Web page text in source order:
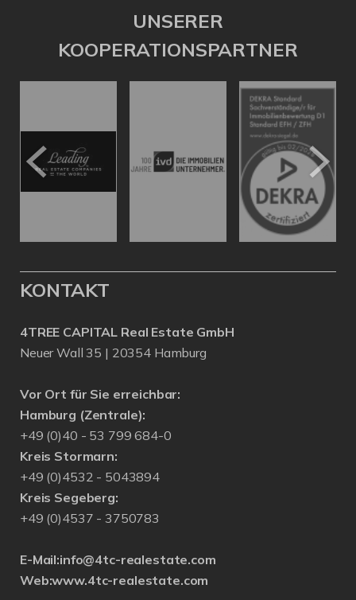
UNSERER
KOOPERATIONSPARTNER
KONTAKT
4TREE CAPITAL Real Estate GmbH
Neuer Wall 35 | 20354 Hamburg
Vor Ort für Sie erreichbar:
Hamburg (Zentrale):
+49 (0)40 - 53 799 684-0
Kreis Stormarn:
+49 (0)4532 - 5043894
Kreis Segeberg:
+49 (0)4537 - 3750783
E-Mail:info@4tc-realestate.com
Web:www.4tc-realestate.com